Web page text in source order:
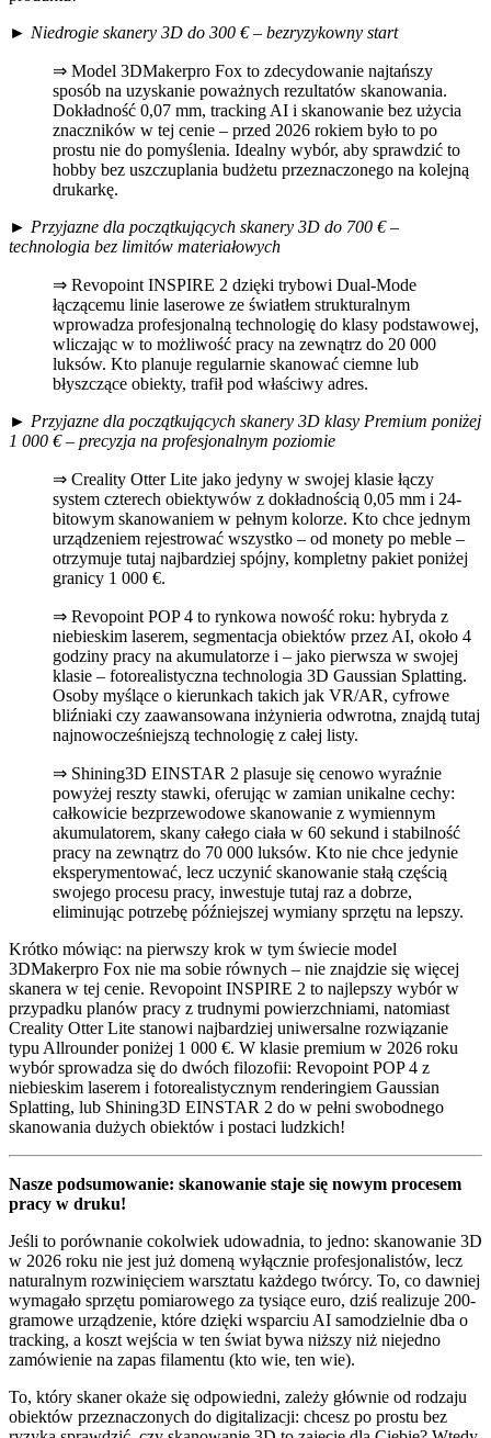
► Niedrogie skanery 3D do 300 € – bezryzykowny start
⇒ Model 3DMakerpro Fox to zdecydowanie najtańszy
sposób na uzyskanie poważnych rezultatów skanowania.
Dokładność 0,07 mm, tracking AI i skanowanie bez użycia
znaczników w tej cenie – przed 2026 rokiem było to po
prostu nie do pomyślenia. Idealny wybór, aby sprawdzić to
hobby bez uszczuplania budżetu przeznaczonego na kolejną
drukarkę.
► Przyjazne dla początkujących skanery 3D do 700 € –
technologia bez limitów materiałowych
⇒ Revopoint INSPIRE 2 dzięki trybowi Dual-Mode
łączącemu linie laserowe ze światłem strukturalnym
wprowadza profesjonalną technologię do klasy podstawowej,
wliczając w to możliwość pracy na zewnątrz do 20 000
luksów. Kto planuje regularnie skanować ciemne lub
błyszczące obiekty, trafił pod właściwy adres.
► Przyjazne dla początkujących skanery 3D klasy Premium poniżej
1 000 € – precyzja na profesjonalnym poziomie
⇒ Creality Otter Lite jako jedyny w swojej klasie łączy
system czterech obiektywów z dokładnością 0,05 mm i 24-
bitowym skanowaniem w pełnym kolorze. Kto chce jednym
urządzeniem rejestrować wszystko – od monety po meble –
otrzymuje tutaj najbardziej spójny, kompletny pakiet poniżej
granicy 1 000 €.
⇒ Revopoint POP 4 to rynkowa nowość roku: hybryda z
niebieskim laserem, segmentacja obiektów przez AI, około 4
godziny pracy na akumulatorze i – jako pierwsza w swojej
klasie – fotorealistyczna technologia 3D Gaussian Splatting.
Osoby myślące o kierunkach takich jak VR/AR, cyfrowe
bliźniaki czy zaawansowana inżynieria odwrotna, znajdą tutaj
najnowocześniejszą technologię z całej listy.
⇒ Shining3D EINSTAR 2 plasuje się cenowo wyraźnie
powyżej reszty stawki, oferując w zamian unikalne cechy:
całkowicie bezprzewodowe skanowanie z wymiennym
akumulatorem, skany całego ciała w 60 sekund i stabilność
pracy na zewnątrz do 70 000 luksów. Kto nie chce jedynie
eksperymentować, lecz uczynić skanowanie stałą częścią
swojego procesu pracy, inwestuje tutaj raz a dobrze,
eliminując potrzebę późniejszej wymiany sprzętu na lepszy.
Krótko mówiąc: na pierwszy krok w tym świecie model
3DMakerpro Fox nie ma sobie równych – nie znajdzie się więcej
skanera w tej cenie. Revopoint INSPIRE 2 to najlepszy wybór w
przypadku planów pracy z trudnymi powierzchniami, natomiast
Creality Otter Lite stanowi najbardziej uniwersalne rozwiązanie
typu Allrounder poniżej 1 000 €. W klasie premium w 2026 roku
wybór sprowadza się do dwóch filozofii: Revopoint POP 4 z
niebieskim laserem i fotorealistycznym renderingiem Gaussian
Splatting, lub Shining3D EINSTAR 2 do w pełni swobodnego
skanowania dużych obiektów i postaci ludzkich!
Nasze podsumowanie: skanowanie staje się nowym procesem
pracy w druku!
Jeśli to porównanie cokolwiek udowadnia, to jedno: skanowanie 3D
w 2026 roku nie jest już domeną wyłącznie profesjonalistów, lecz
naturalnym rozwinięciem warsztatu każdego twórcy. To, co dawniej
wymagało sprzętu pomiarowego za tysiące euro, dziś realizuje 200-
gramowe urządzenie, które dzięki wsparciu AI samodzielnie dba o
tracking, a koszt wejścia w ten świat bywa niższy niż niejedno
zamówienie na zapas filamentu (kto wie, ten wie).
To, który skaner okaże się odpowiedni, zależy głównie od rodzaju
obiektów przeznaczonych do digitalizacji: chcesz po prostu bez